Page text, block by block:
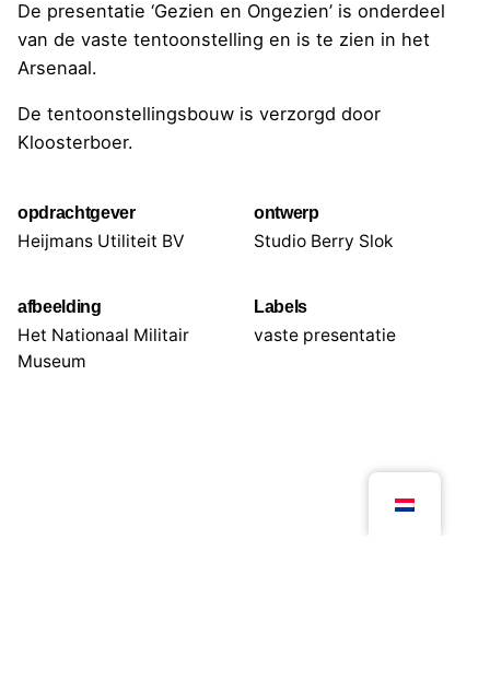
De presentatie ‘Gezien en Ongezien’ is onderdeel
van de vaste tentoonstelling en is te zien in het
Arsenaal.
De tentoonstellingsbouw is verzorgd door
Kloosterboer.
opdrachtgever
Heijmans Utiliteit BV
ontwerp
Studio Berry Slok
afbeelding
Het Nationaal Militair
Museum
Labels
vaste presentatie